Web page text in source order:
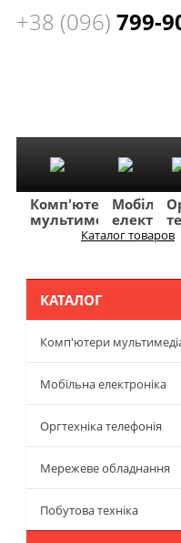
+38 (096) 799-
Комп'ютери
мультимедіа
Мобільна
Каталог товаров
КАТАЛОГ
Комп'ютери
Мобільна електроніка
Оргтехніка телефонія
Мережеве обладнання
Побутова техніка